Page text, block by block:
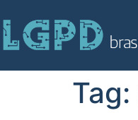
Tag: